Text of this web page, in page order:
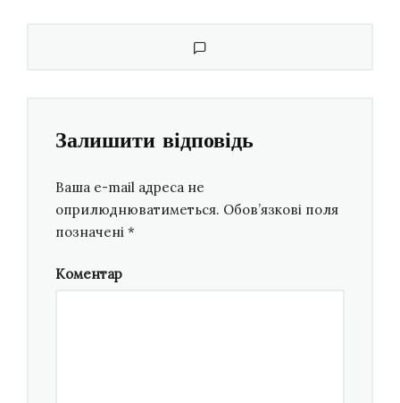
Залишити відповідь
Ваша e-mail адреса не
оприлюднюватиметься. Обов’язкові поля
позначені *
Коментар